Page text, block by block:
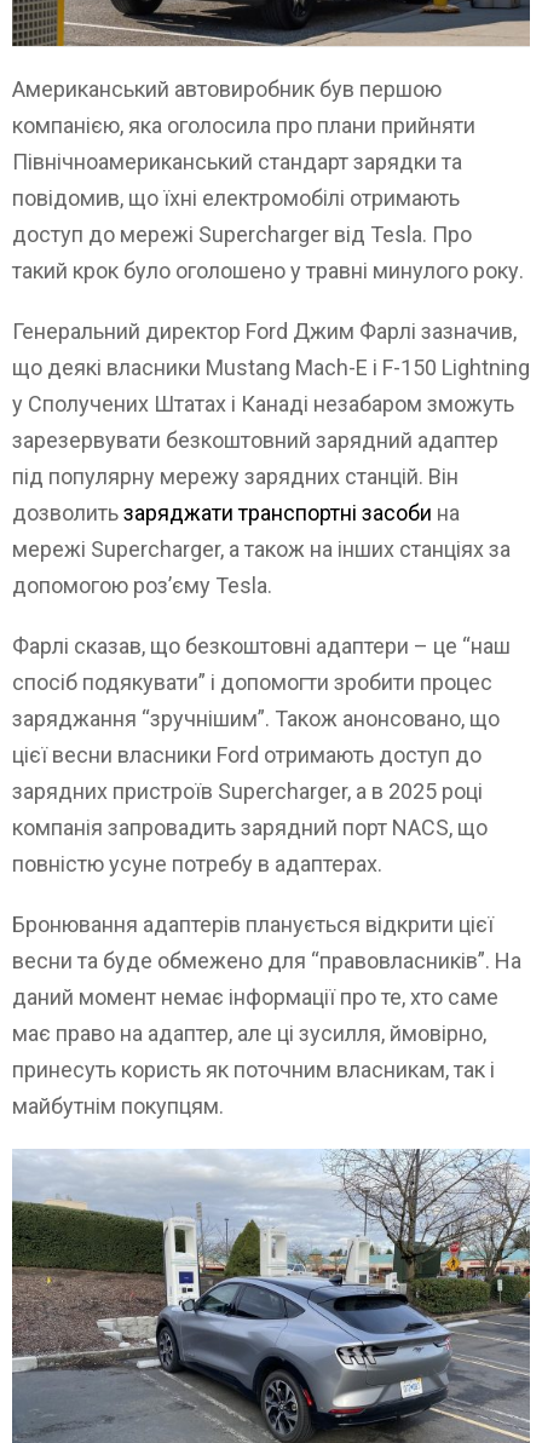
Американський автовиробник був першою
компанією, яка оголосила про плани прийняти
Північноамериканський стандарт зарядки та
повідомив, що їхні електромобілі отримають
доступ до мережі Supercharger від Tesla. Про
такий крок було оголошено у травні минулого року.
Генеральний директор Ford Джим Фарлі зазначив,
що деякі власники Mustang Mach-E і F-150 Lightning
у Сполучених Штатах і Канаді незабаром зможуть
зарезервувати безкоштовний зарядний адаптер
під популярну мережу зарядних станцій. Він
дозволитьзаряджати транспортні засоби на
мережі Supercharger, а також на інших станціях за
допомогою роз’єму Tesla.
Фарлі сказав, що безкоштовні адаптери – це “наш
спосіб подякувати” і допомогти зробити процес
заряджання “зручнішим”. Також анонсовано, що
цієї весни власники Ford отримають доступ до
зарядних пристроїв Supercharger, а в 2025 році
компанія запровадить зарядний порт NACS, що
повністю усуне потребу в адаптерах.
Бронювання адаптерів планується відкрити цієї
весни та буде обмежено для “правовласників”. На
даний момент немає інформації про те, хто саме
має право на адаптер, але ці зусилля, ймовірно,
принесуть користь як поточним власникам, так і
майбутнім покупцям.